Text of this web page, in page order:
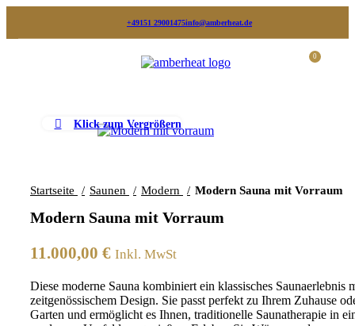
+49151 29001475info@amberheat.de
0
Klick zum Vergrößern
Startseite Saunen Modern Modern Sauna mit Vorraum
Modern Sauna mit Vorraum
11.000,00 € Inkl. MwSt
Diese moderne Sauna kombiniert ein klassisches Saunaerlebnis
zeitgenössischem Design. Sie passt perfekt zu Ihrem Zuhause
Garten und ermöglicht es Ihnen, traditionelle Saunatherapie in